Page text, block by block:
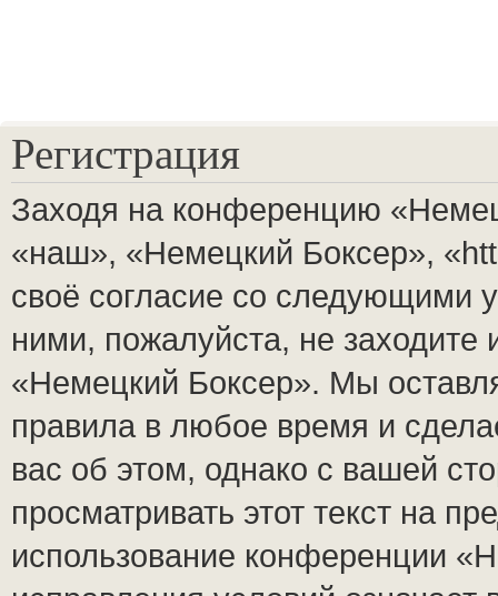
Регистрация
Заходя на конференцию
«наш», «Немецкий Боксер»,
своё согласие со следующими
ними, пожалуйста, не
«Немецкий Боксер». Мы
правила в любое время и
вас об этом, однако с вашей
просматривать этот текст на
использование конференции